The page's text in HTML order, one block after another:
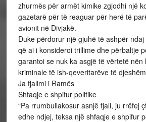
zhurmës për armët kimike zgjodhi një
gazetarë për të reaguar për herë të
avionit në Divjakë.
Duke përdorur një gjuhë të ashpër
që ai i konsideroi trillime dhe përbaltje
garantoi se nuk ka asgjë të vërtetë nën
kriminale të ish-qeveritarëve të
Ja fjalimi i Ramës
Shfaqje e shpifur politike
“Pa rrumbullakosur asnjë fjali, ju rrëfej
edhe ndjej, teksa një shfaqje e shpifur